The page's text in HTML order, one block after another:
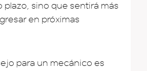
plazo, sino que sentirá más
en próximas
para un mecánico es